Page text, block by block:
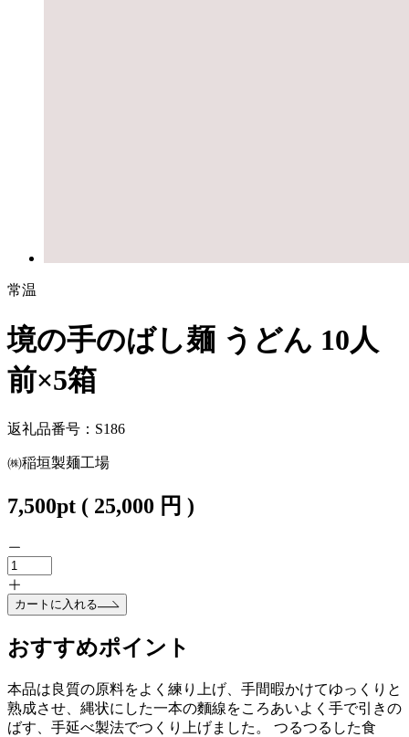
常温
境の手のばし麺 うどん 10人
前×5箱
返礼品番号：S186
㈱稲垣製麺工場
7,500pt ( 25,000 円 )
カートに入れる
おすすめポイント
本品は良質の原料をよく練り上げ、手間暇かけてゆっくりと
熟成させ、縄状にした一本の麵線をころあいよく手で引きの
ばす、手延べ製法でつくり上げました。 つるつるした食